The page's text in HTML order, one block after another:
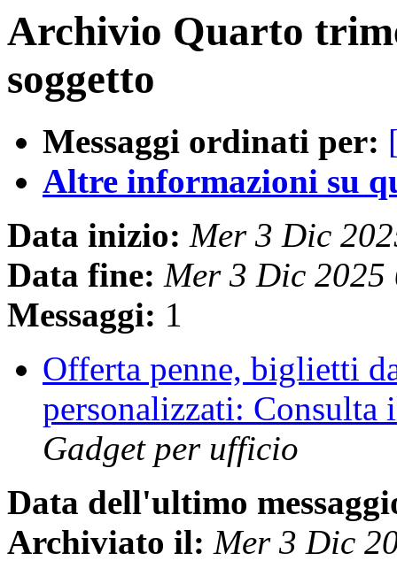
Archivio Quarto
soggetto
Messaggi ordinati per:
Altre informazioni su
Data inizio: Mer 3 Dic
Data fine: Mer 3 Dic
Messaggi: 1
Offerta penne, biglietti
personalizzati:
Gadget per ufficio
Data dell'ultimo
Archiviato il: Mer 3 Dic